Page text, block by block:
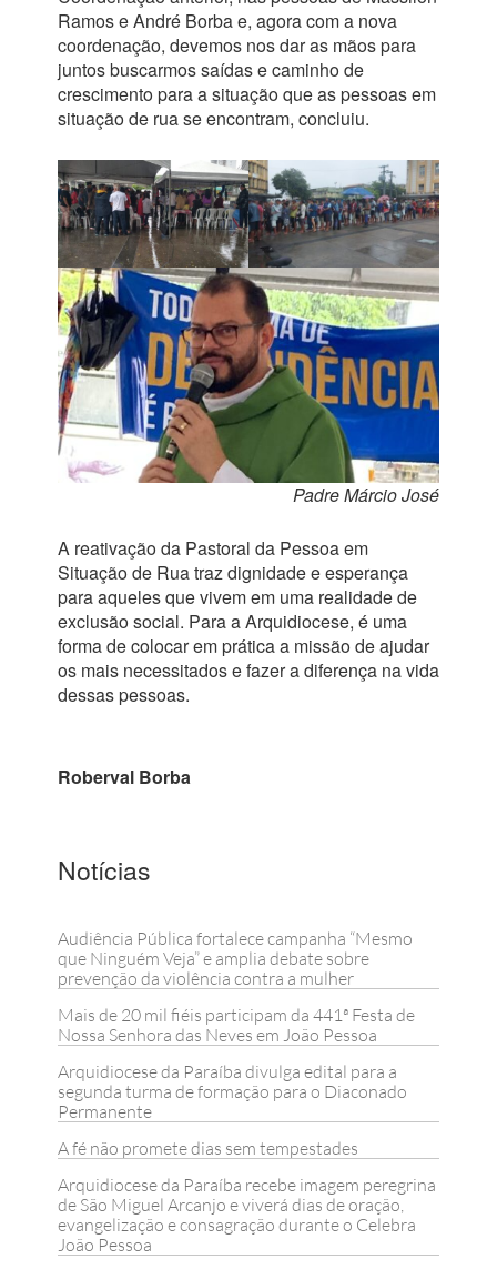
Ramos e André Borba e, agora com a nova
coordenação, devemos nos dar as mãos para
juntos buscarmos saídas e caminho de
crescimento para a situação que as pessoas em
situação de rua se encontram, concluiu.
Padre Márcio José
A reativação da Pastoral da Pessoa em
Situação de Rua traz dignidade e esperança
para aqueles que vivem em uma realidade de
exclusão social. Para a Arquidiocese, é uma
forma de colocar em prática a missão de ajudar
os mais necessitados e fazer a diferença na vida
dessas pessoas.
Roberval Borba
Notícias
Audiência Pública fortalece campanha “Mesmo
que Ninguém Veja” e amplia debate sobre
prevenção da violência contra a mulher
Mais de 20 mil fiéis participam da 441ª Festa de
Nossa Senhora das Neves em João Pessoa
Arquidiocese da Paraíba divulga edital para a
segunda turma de formação para o Diaconado
Permanente
A fé não promete dias sem tempestades
Arquidiocese da Paraíba recebe imagem peregrina
de São Miguel Arcanjo e viverá dias de oração,
evangelização e consagração durante o Celebra
João Pessoa